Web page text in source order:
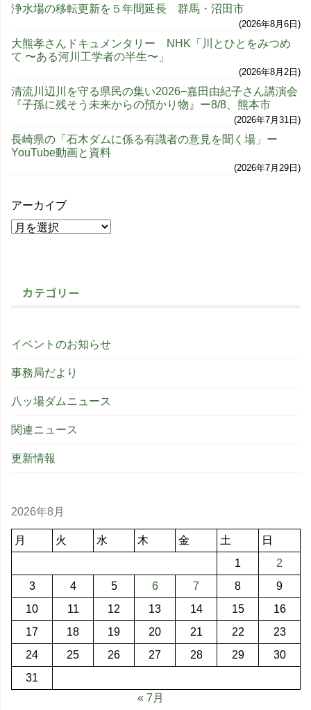
浄水場の移転更新を５年間延長 群馬・沼田市
2026年8月6日
大熊孝さんドキュメンタリー NHK「川とひとをみつめ
て 〜ある河川工学者の半生〜」
2026年8月2日
清流川辺川を守る県民の集い2026−嘉田由紀子さん講演会
『子孫に残そう未来からの預かり物』ー8/8、熊本市
2026年7月31日
長崎県の「石木ダムに係る有識者の意見を聞く場」ー
YouTube動画と資料
2026年7月29日
アーカイブ
カテゴリー
イベントのお知らせ
事務局だより
八ッ場ダムニュース
関連ニュース
更新情報
2026年8月
月 火 水 木 金 土
日
1
2
3
4 5 6 7 8
9
10
11 12 13 14 15
16
17
18 19 20 21 22
23
24
25 26 27 28 29
30
31
« 7月